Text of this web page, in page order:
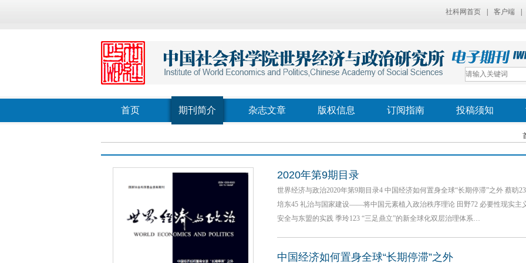
社科网首页 客户端
首页 期刊简介 杂志文章 版权信息 订阅指南 投稿须知
2020年第9期目录
世界经济与政治2020年第9期目录4 中国经济如何置身全球“长期停滞”之外 蔡昉
培东45 礼治与国家建设——将中国元素植入政治秩序理论 田野72 必要性现实主
安全与东盟的实践 季玲123 “三足鼎立”的新全球化双层治理体系…
中国经济如何置身全球“长期停滞”之外